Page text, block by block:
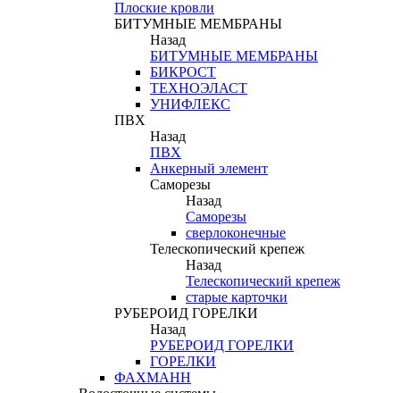
Плоские кровли
БИТУМНЫЕ МЕМБРАНЫ
Назад
БИТУМНЫЕ МЕМБРАНЫ
БИКРОСТ
ТЕХНОЭЛАСТ
УНИФЛЕКС
ПВХ
Назад
ПВХ
Анкерный элемент
Саморезы
Назад
Саморезы
сверлоконечные
Телескопический крепеж
Назад
Телескопический крепеж
старые карточки
РУБЕРОИД ГОРЕЛКИ
Назад
РУБЕРОИД ГОРЕЛКИ
ГОРЕЛКИ
ФАХМАНН